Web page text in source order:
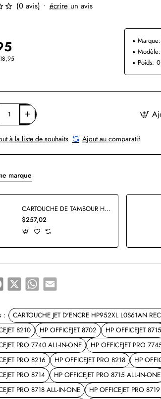
(0 avis) • écrire un avis
Marque:
Modèle:
Poids:
à la liste de souhaits Ajout au comparatif
marque
CARTOUCHE DE TAMBOUR HP C9704A ORIGINALE
$257,02
Facebook
X WhatsApp
Email
: CARTOUCHE JET D'ENCRE HP952XL L0S61AN
8210
HP OFFICEJET 8702 HP OFFICEJET 8715
PRO 7740 ALL-IN-ONE
HP OFFICEJET PRO
PRO 8216
HP OFFICEJET PRO 8218 HP
PRO 8714
HP OFFICEJET PRO 8715 ALL-IN-ONE
PRO 8718 ALL-IN-ONE
HP OFFICEJET PRO